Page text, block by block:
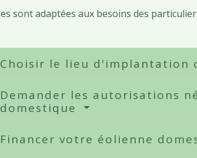
sont adaptées aux besoins des
Choisir le lieu d'implantation
Demander les autorisations
domestique
Financer votre éolienne